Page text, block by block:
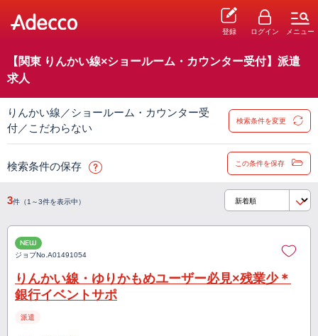
登録 ログイン メニュー
【関東 りんかい線×ショールーム・カウンター受付】派遣
求人
りんかい線／ショールーム・カウンター受
付／こだわらない
検索条件を変更
検索条件の保存 この条件を保存
3件（1～3件を表示中）
NEW
ジョブNo.A01491054
りんかい線・ゆりかもめユーザー必見×残業少＊
銀行イベントサポ
派遣